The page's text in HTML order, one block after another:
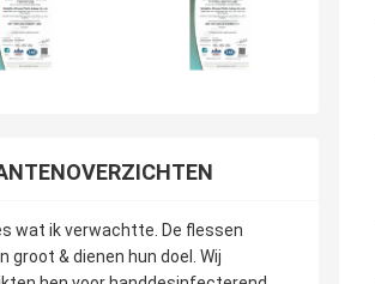
wat ik verwachtte. De flessen
groot & dienen hun doel. Wij